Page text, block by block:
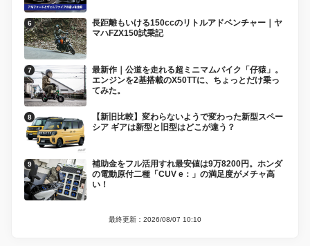
長距離もいける150ccのリトルアドベンチャー｜ヤ
マハFZX150試乗記
最新作｜公道を走れる超ミニマムバイク「仔猿」。
エンジンを2基搭載のX50TTに、ちょっとだけ乗っ
てみた。
【新旧比較】変わらないようで変わった新型スペー
シア ギアは新型と旧型はどこが違う？
補助金をフル活用すれ最安値は9万8200円。ホンダ
の電動原付二種「CUV e：」の満足度がメチャ高
い！
最終更新：2026/08/07 10:10